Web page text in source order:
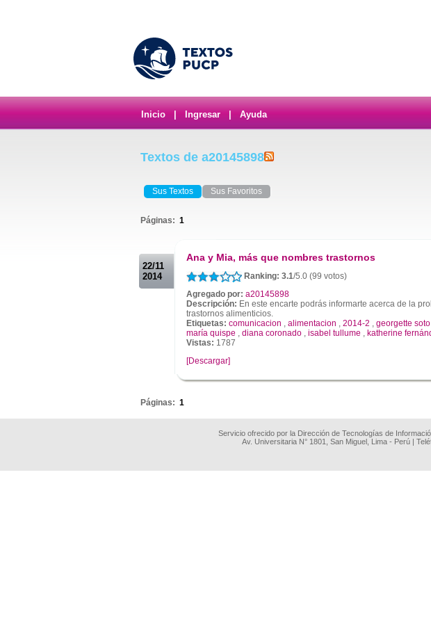
Inicio Ingresar Ayuda
Textos de a20145898
Sus Textos Sus Favoritos
Páginas: 1
22/11
2014
Ana y Mia, más que nombres trastornos
Ranking: 3.1/5.0 (99 votos)
Agregado por: a20145898
Descripción: En este encarte podrás informarte acerca de la
trastornos alimenticios.
Etiquetas: comunicacion alimentacion 2014-2 georgette soto
maría quispe
diana coronado isabel tullume katherine
Vistas: 1787
[Descargar]
Páginas: 1
Servicio ofrecido por la Dirección de Tecnologías de
Av. Universitaria N° 1801, San Miguel, Lima - Perú |